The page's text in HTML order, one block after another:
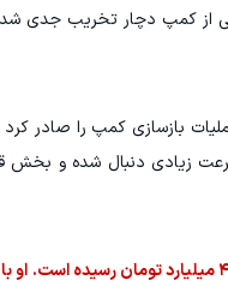
از کمپ دچار تخریب جدی
بازسازی کمپ را صادر کرد
زیادی دنبال شده و بخش
علیرضا دبیر امروز در گفت‌وگو با خبرنگاران اعلام کرد هزینه بازسازی کمپ کشتی پس از جنگ به حدود